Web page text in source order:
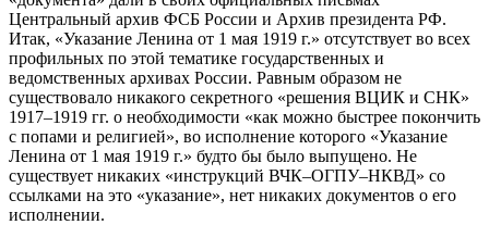
Центральный архив ФСБ России и Архив президента РФ.
Итак, «Указание Ленина от 1 мая 1919 г.» отсутствует во всех
профильных по этой тематике государственных и
ведомственных архивах России. Равным образом не
существовало никакого секретного «решения ВЦИК и СНК»
1917–1919 гг. о необходимости «как можно быстрее покончить
с попами и религией», во исполнение которого «Указание
Ленина от 1 мая 1919 г.» будто бы было выпущено. Не
существует никаких «инструкций ВЧК–ОГПУ–НКВД» со
ссылками на это «указание», нет никаких документов о его
исполнении.